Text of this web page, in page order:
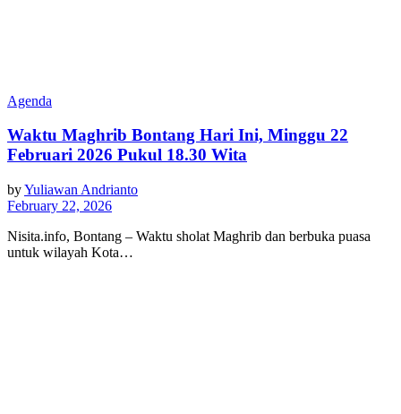
Agenda
Waktu Maghrib Bontang Hari Ini, Minggu 22
Februari 2026 Pukul 18.30 Wita
byYuliawan Andrianto
February 22, 2026
Nisita.info, Bontang – Waktu sholat Maghrib dan berbuka puasa
untuk wilayah Kota…